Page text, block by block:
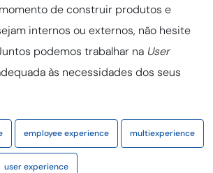
de construir produtos e
internos ou externos, não hesite
podemos trabalhar na User
às necessidades dos seus
employee experience multiexperience
user experience